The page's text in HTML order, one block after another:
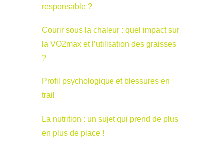
responsable ?
Courir sous la chaleur : quel impact sur
la VO2max et l’utilisation des graisses
?
Profil psychologique et blessures en
trail
La nutrition : un sujet qui prend de plus
en plus de place !